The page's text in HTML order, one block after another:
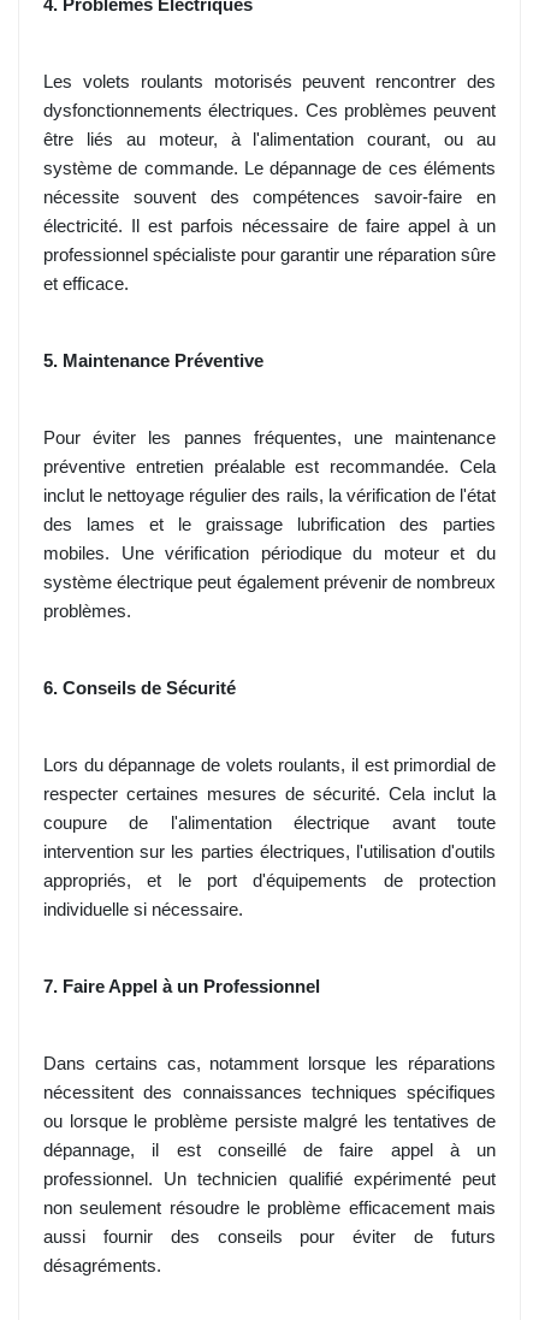
4. Problèmes Électriques
Les volets roulants motorisés peuvent rencontrer des
dysfonctionnements électriques. Ces problèmes peuvent
être liés au moteur, à l'alimentation courant, ou au
système de commande. Le dépannage de ces éléments
nécessite souvent des compétences savoir-faire en
électricité. Il est parfois nécessaire de faire appel à un
professionnel spécialiste pour garantir une réparation sûre
et efficace.
5. Maintenance Préventive
Pour éviter les pannes fréquentes, une maintenance
préventive entretien préalable est recommandée. Cela
inclut le nettoyage régulier des rails, la vérification de l'état
des lames et le graissage lubrification des parties
mobiles. Une vérification périodique du moteur et du
système électrique peut également prévenir de nombreux
problèmes.
6. Conseils de Sécurité
Lors du dépannage de volets roulants, il est primordial de
respecter certaines mesures de sécurité. Cela inclut la
coupure de l'alimentation électrique avant toute
intervention sur les parties électriques, l'utilisation d'outils
appropriés, et le port d'équipements de protection
individuelle si nécessaire.
7. Faire Appel à un Professionnel
Dans certains cas, notamment lorsque les réparations
nécessitent des connaissances techniques spécifiques
ou lorsque le problème persiste malgré les tentatives de
dépannage, il est conseillé de faire appel à un
professionnel. Un technicien qualifié expérimenté peut
non seulement résoudre le problème efficacement mais
aussi fournir des conseils pour éviter de futurs
désagréments.